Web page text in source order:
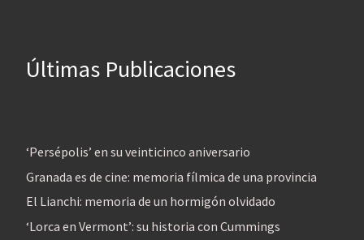
Últimas Publicaciones
‘Persépolis’ en su veinticinco aniversario
Granada es de cine: memoria fílmica de una provincia
El Lianchi: memoria de un hormigón olvidado
‘Lorca en Vermont’: su historia con Cummings